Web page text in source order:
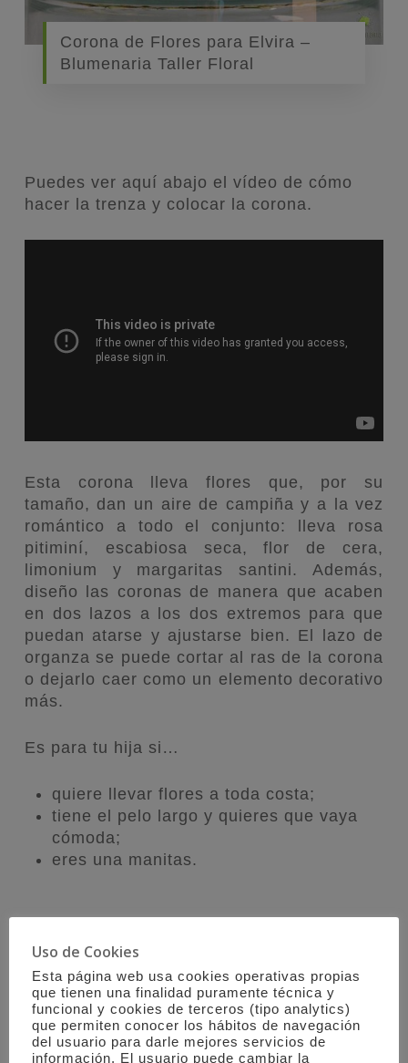
Corona de Flores para Elvira –
Blumenaria Taller Floral
Puedes ver aquí abajo el vídeo de cómo
hacer la trenza y colocar la corona.
Esta corona lleva flores que, por su
tamaño, dan un aire de campiña y a la vez
romántico a todo el conjunto: lleva rosa
pitiminí, escabiosa seca, flor de cera,
limonium y margaritas santini. Además,
diseño las coronas de manera que acaben
en dos lazos a los dos extremos para que
puedan atarse y ajustarse bien. El lazo de
organza se puede cortar al ras de la corona
o dejarlo caer como un elemento decorativo
más.
Es para tu hija si…
quiere llevar flores a toda costa;
tiene el pelo largo y quieres que vaya
cómoda;
eres una manitas.
5. Peinado con ondas y semirrecogido
con un tocado de rosas
La última propuesta que te traigo hoy es
hacerle unas ondas y recogerle los
Uso de Cookies
Esta página web usa cookies operativas propias
que tienen una finalidad puramente técnica y
funcional y cookies de terceros (tipo analytics)
que permiten conocer los hábitos de navegación
del usuario para darle mejores servicios de
información. El usuario puede cambiar la